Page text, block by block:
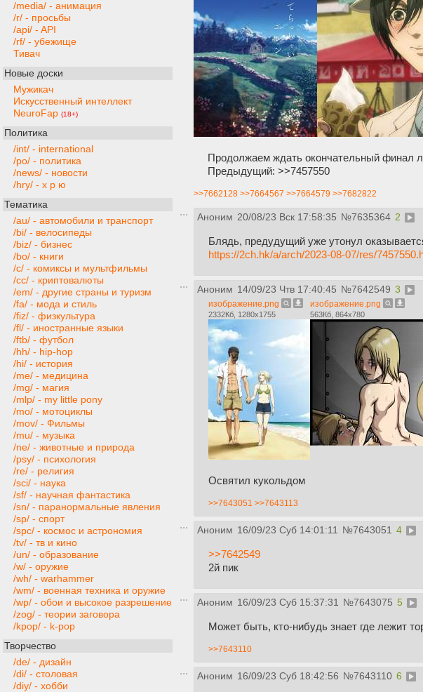
/media/ - анимация
/r/ - просьбы
/api/ - API
/rf/ - убежище
Тивач
Новые доски
Мужикач
Искусственный интеллект
NeuroFap (18+)
Политика
/int/ - international
/po/ - политика
/news/ - новости
/hry/ - х р ю
Тематика
/au/ - автомобили и транспорт
/bi/ - велосипеды
/biz/ - бизнес
/bo/ - книги
/c/ - комиксы и мультфильмы
/cc/ - криптовалюты
/em/ - другие страны и туризм
/fa/ - мода и стиль
/fiz/ - физкультура
/fl/ - иностранные языки
/ftb/ - футбол
/hh/ - hip-hop
/hi/ - история
/me/ - медицина
/mg/ - магия
/mlp/ - my little pony
/mo/ - мотоциклы
/mov/ - Фильмы
/mu/ - музыка
/ne/ - животные и природа
/psy/ - психология
/re/ - религия
/sci/ - наука
/sf/ - научная фантастика
/sn/ - паранормальные явления
/sp/ - спорт
/spc/ - космос и астрономия
/tv/ - тв и кино
/un/ - образование
/w/ - оружие
/wh/ - warhammer
/wm/ - военная техника и оружие
/wp/ - обои и высокое разрешение
/zog/ - теории заговора
/kpop/ - k-pop
Творчество
/de/ - дизайн
/di/ - столовая
/diy/ - хобби
Продолжаем ждать окончательный финал
Предыдущий: >>7457550
>>7662128 >>7664567 >>7664579 >>7682822
Аноним 20/08/23 Вск 17:58:35 №7635364 2
Блядь, предудущий уже утонул
https://2ch.hk/a/arch/2023-08-07/res/
Аноним 14/09/23 Чтв 17:40:45 №7642549 3
изображение.png
2332Кб, 1280x1755
изображение.png
563Кб, 864x780
Освятил кукольдом
>>7643051 >>7643113
Аноним 16/09/23 Суб 14:01:11 №7643051 4
>>7642549
2й пик
Аноним 16/09/23 Суб 15:37:31 №7643075 5
Может быть, кто-нибудь знает где лежит
>>7643110
Аноним 16/09/23 Суб 18:42:56 №7643110 6